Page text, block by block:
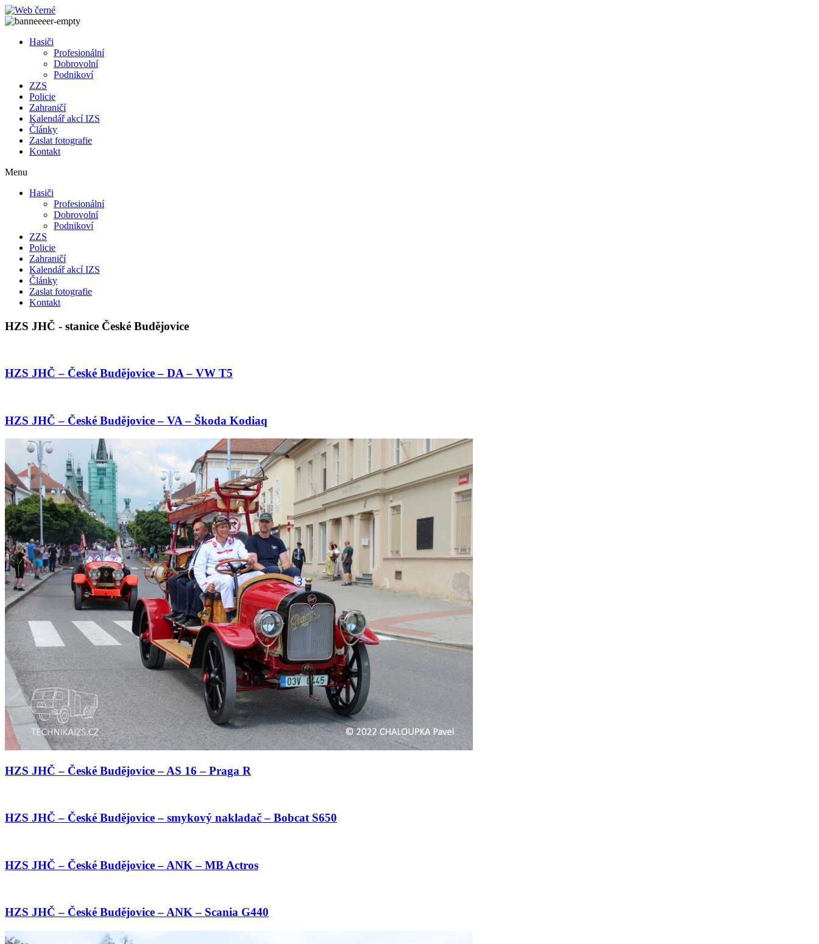
Přejít
k
Hasiči
Profesionální
Dobrovolní
Podnikoví
ZZS
Policie
Zahraničí
Kalendář akcí IZS
Články
Zaslat fotografie
Kontakt
Menu
Hasiči
Profesionální
Dobrovolní
Podnikoví
ZZS
Policie
Zahraničí
Kalendář akcí IZS
Články
Zaslat fotografie
Kontakt
HZS JHČ - stanice České Budějovice
HZS JHČ – České Budějovice – DA – VW T5
HZS JHČ – České Budějovice – VA – Škoda Kodiaq
HZS JHČ – České Budějovice – AS 16 – Praga R
HZS JHČ – České Budějovice – smykový nakladač – Bobcat S650
HZS JHČ – České Budějovice – ANK – MB Actros
HZS JHČ – České Budějovice – ANK – Scania G440